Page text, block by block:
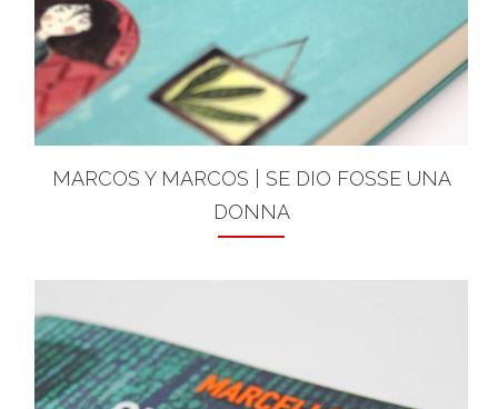
MARCOS Y MARCOS | SE DIO FOSSE UNA
DONNA